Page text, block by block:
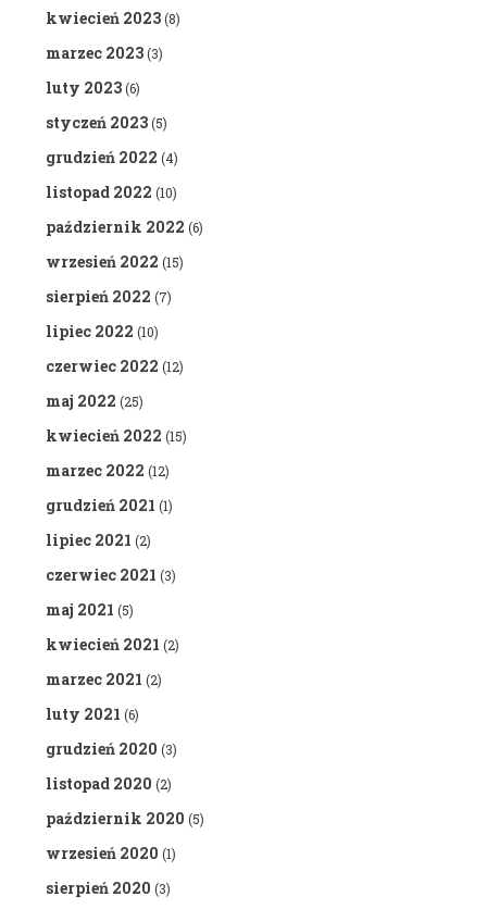
kwiecień 2023(8)
marzec 2023(3)
luty 2023(6)
styczeń 2023(5)
grudzień 2022 (4)
listopad 2022 (10)
październik 2022 (6)
wrzesień 2022 (15)
sierpień 2022 (7)
lipiec 2022 (10)
czerwiec 2022 (12)
maj 2022 (25)
kwiecień 2022 (15)
marzec 2022 (12)
grudzień 2021 (1)
lipiec 2021 (2)
czerwiec 2021 (3)
maj 2021 (5)
kwiecień 2021 (2)
marzec 2021 (2)
luty 2021 (6)
grudzień 2020 (3)
listopad 2020 (2)
październik 2020 (5)
wrzesień 2020 (1)
sierpień 2020 (3)